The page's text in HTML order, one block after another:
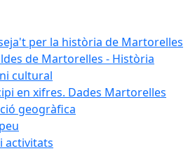
per la història de Martorelles
de Martorelles - Història
cultural
en xifres. Dades Martorelles
geogràfica
activitats